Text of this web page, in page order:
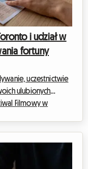
i udział w
fortuny
uczestnictwie
ulubionych
Filmowy w
W
wygodnego